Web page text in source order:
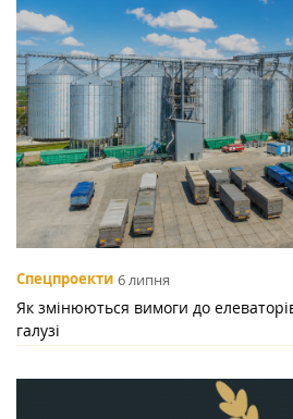
Спецпроекти 6 липня
Як змінюються вимоги до
галузі